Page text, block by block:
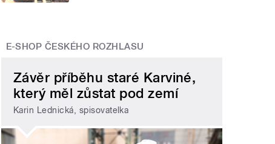
E-SHOP ČESKÉHO ROZHLASU
Závěr příběhu staré Karviné,
který měl zůstat pod zemí
Karin Lednická, spisovatelka